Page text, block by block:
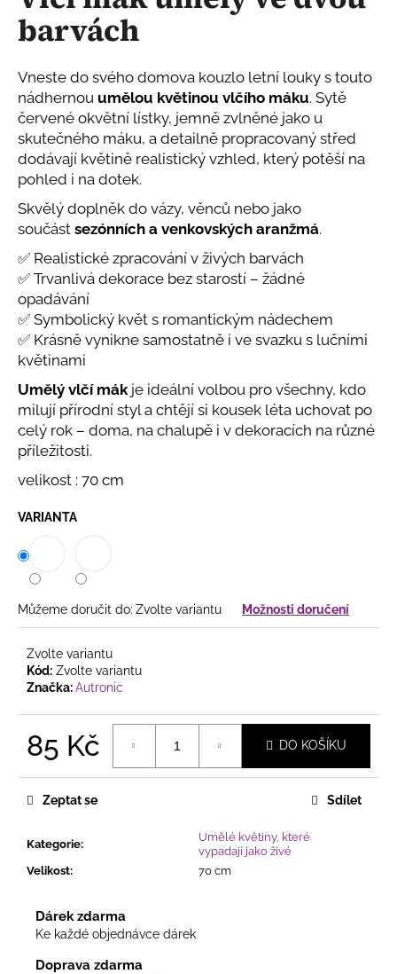
0,0
z
hvězdiček.
barvách
Vneste do svého domova kouzlo letní louky s touto
nádhernou umělou květinou vlčího máku. Sytě
červené okvětní lístky, jemně zvlněné jako u
skutečného máku, a detailně propracovaný střed
dodávají květině realistický vzhled, který potěší na
pohled i na dotek.
Skvělý doplněk do vázy, věnců nebo jako
součást sezónních a venkovských aranžmá.
✅ Realistické zpracování v živých barvách
✅ Trvanlivá dekorace bez starostí – žádné
opadávání
✅ Symbolický květ s romantickým nádechem
✅ Krásně vynikne samostatně i ve svazku s lučními
květinami
Umělý vlčí mák je ideální volbou pro všechny, kdo
milují přírodní styl a chtějí si kousek léta uchovat po
celý rok – doma, na chalupě i v dekoracích na různé
příležitosti.
velikost : 70 cm
VARIANTA
Můžeme doručit do: Zvolte variantu Možnosti doručení
Zvolte variantu
Kód: Zvolte variantu
Značka:Autronic
85 Kč DO KOŠÍKU
Kategorie:
Umělé květiny, které
vypadají jako živé
Velikost: 70 cm
Zeptat se Sdílet
Dárek zdarma
Ke každé objednávce dárek
Doprava zdarma
a
j
í
t
?
HLEDAT
D
o
p
o
r
u
č
u
j
e
m
PODZIMNÍ
PROUTĚNÝ
VĚNEC
SLUNEČNICEMI
A
365
Kč